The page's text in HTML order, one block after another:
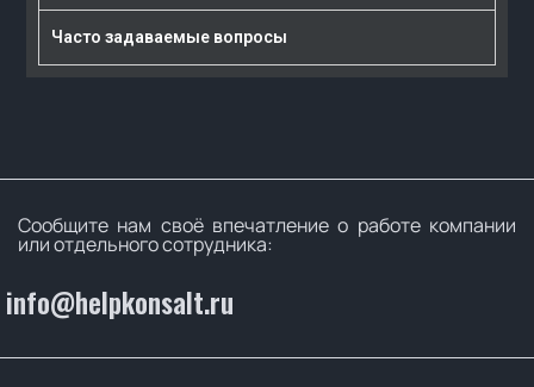
Часто задаваемые вопросы
Сообщите нам своё впечатление о работе компании
или отдельного сотрудника:
info@helpkonsalt.ru